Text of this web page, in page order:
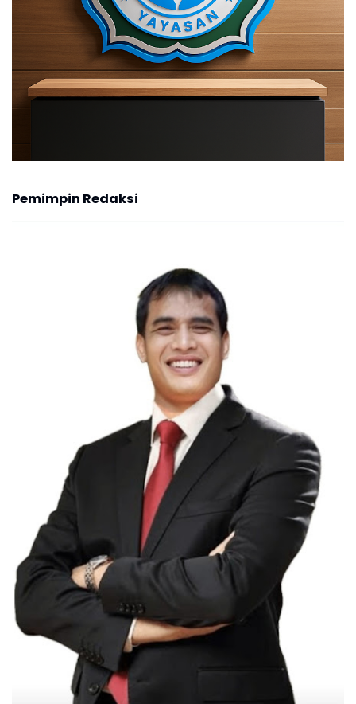
Pemimpin Redaksi